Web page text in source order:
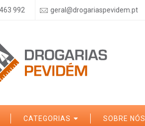
992 geral@drogariaspevidem.pt
CATEGORIAS SOBRE NÓS